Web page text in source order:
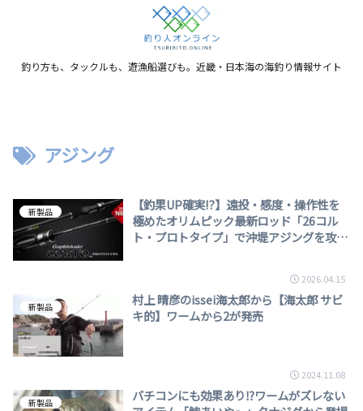
釣り方も、タックルも、遊漁船選びも。近畿・日本海の海釣り情報サイト
アジング
新製品
【釣果UP確実!?】遠投・感度・操作性を
極めたオリムピック最新ロッド「26コル
ト・プロトタイプ」で沖堤アジングを攻
2026.04.15
新製品
村上 晴彦のissei海太郎から【海太郎 サビ
キ的】ワームから2が発売
2024.11.08
新製品
バチコンにも効果あり⁉ワームがズレない